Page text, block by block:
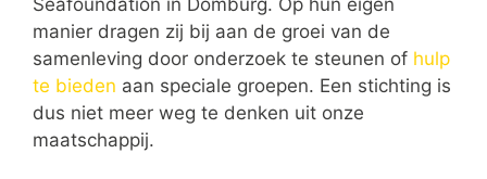
manier dragen zij bij aan de groei van de
samenleving door onderzoek te steunen of hulp
te bieden aan speciale groepen. Een stichting is
dus niet meer weg te denken uit onze
maatschappij.